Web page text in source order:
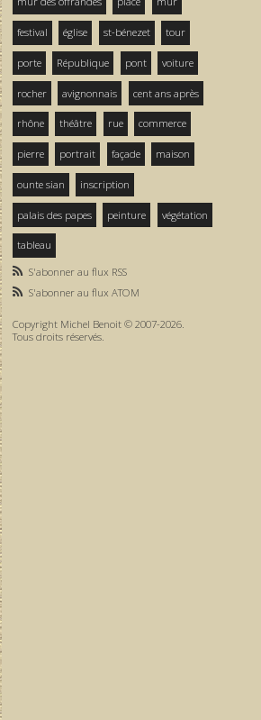
festival église st-bénezet tour
porte République pont voiture
rocher avignonnais cent ans après
rhône théâtre rue commerce
pierre portrait façade maison
ounte sian inscription
palais des papes peinture végétation
tableau
S'abonner au flux RSS
S'abonner au flux ATOM
Copyright Michel Benoit © 2007-2026.
Tous droits réservés.